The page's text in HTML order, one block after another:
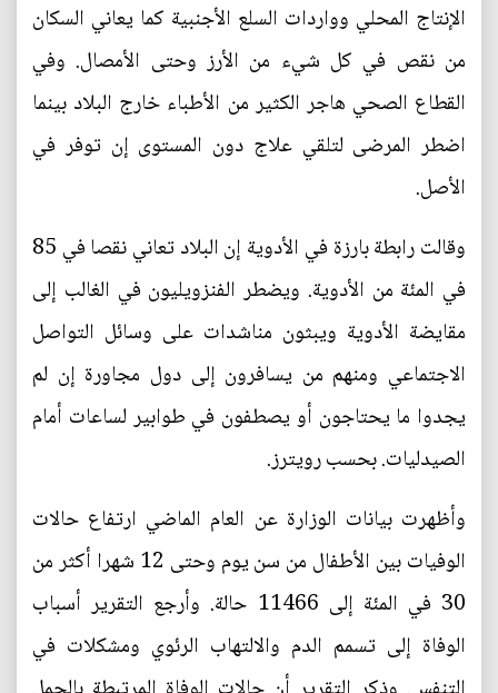
الإنتاج المحلي وواردات السلع الأجنبية كما يعاني السكان
من نقص في كل شيء من الأرز وحتى الأمصال. وفي
القطاع الصحي هاجر الكثير من الأطباء خارج البلاد بينما
اضطر المرضى لتلقي علاج دون المستوى إن توفر في
الأصل.
وقالت رابطة بارزة في الأدوية إن البلاد تعاني نقصا في 85
في المئة من الأدوية. ويضطر الفنزويليون في الغالب إلى
مقايضة الأدوية ويبثون مناشدات على وسائل التواصل
الاجتماعي ومنهم من يسافرون إلى دول مجاورة إن لم
يجدوا ما يحتاجون أو يصطفون في طوابير لساعات أمام
الصيدليات. بحسب رويترز.
وأظهرت بيانات الوزارة عن العام الماضي ارتفاع حالات
الوفيات بين الأطفال من سن يوم وحتى 12 شهرا أكثر من
30 في المئة إلى 11466 حالة. وأرجع التقرير أسباب
الوفاة إلى تسمم الدم والالتهاب الرئوي ومشكلات في